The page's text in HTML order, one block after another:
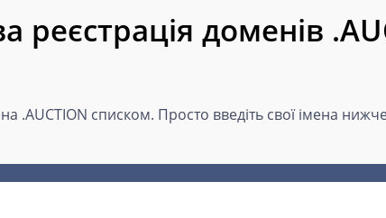
реєстрація доменів
.AUCTION списком. Просто введіть свої імена